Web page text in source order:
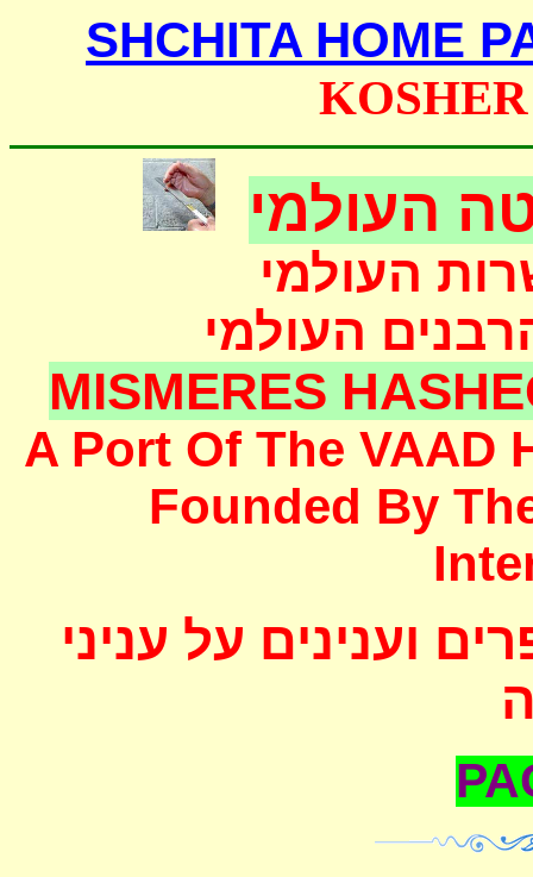
SHCHITA HOME
העולמי
העולמי
העולמי
MISMERES
A Port Of The VAAD
Founded By
וענינים על עניני